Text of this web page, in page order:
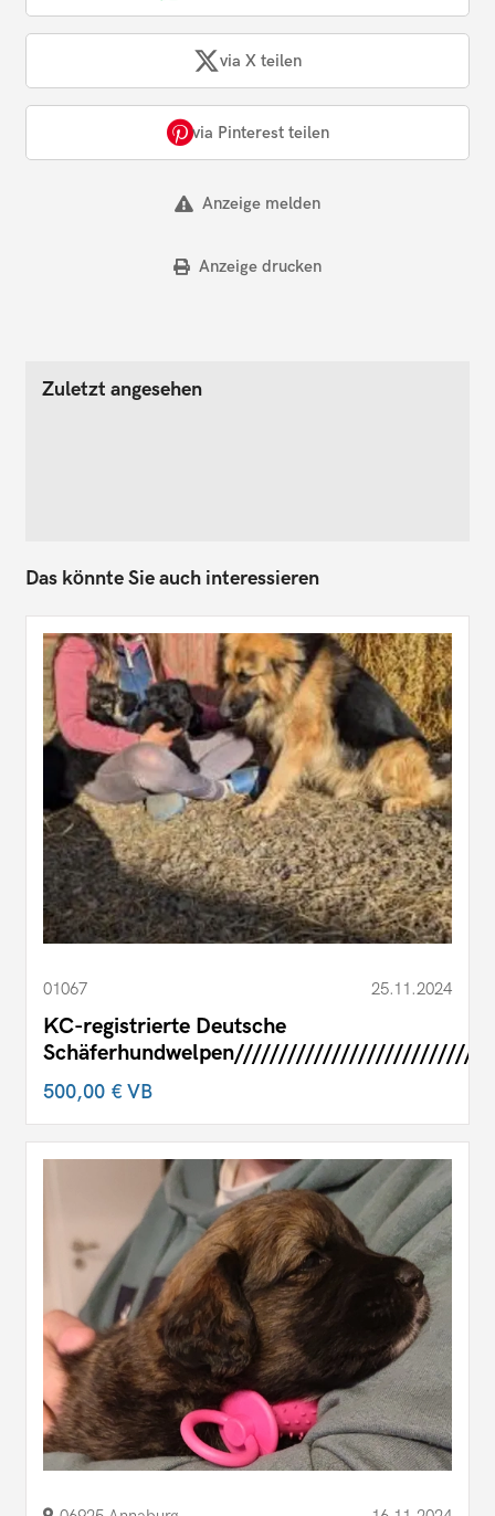
via X teilen
via Pinterest teilen
Anzeige melden
Anzeige drucken
Zuletzt angesehen
Das könnte Sie auch interessieren
01067 25.11.2024
KC-registrierte Deutsche
500,00 €VB